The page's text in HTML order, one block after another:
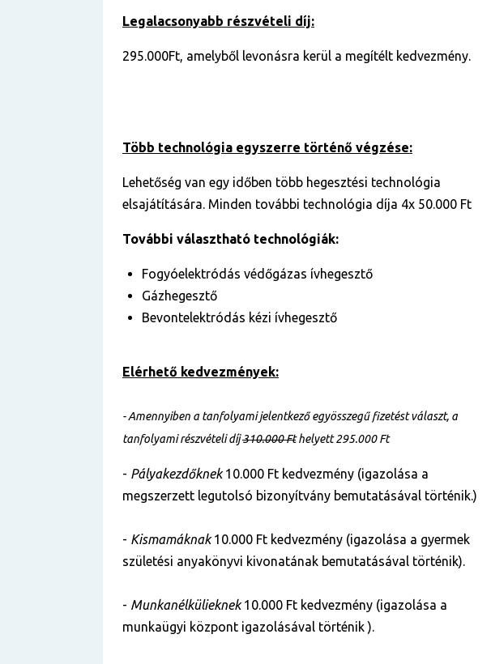
Legalacsonyabb részvételi díj:
295.000Ft, amelyből levonásra kerül a megítélt kedvezmény.
Több technológia egyszerre történő végzése:
Lehetőség van egy időben több hegesztési technológia
elsajátítására. Minden további technológia díja 4x 50.000 Ft
További választható technológiák:
Fogyóelektródás védőgázas ívhegesztő
Gázhegesztő
Bevontelektródás kézi ívhegesztő
Elérhető kedvezmények:
- Amennyiben a tanfolyami jelentkező egyösszegű fizetést választ, a
tanfolyami részvételi díj310.000 Fthelyett 295.000 Ft
- Pályakezdőknek10.000 Ft kedvezmény (igazolása a
megszerzett legutolsó bizonyítvány bemutatásával történik.)
- Kismamáknak10.000 Ft kedvezmény (igazolása a gyermek
születési anyakönyvi kivonatának bemutatásával történik).
- Munkanélkülieknek10.000 Ft kedvezmény (igazolása a
munkaügyi központ igazolásával történik ).